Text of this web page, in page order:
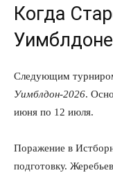
Когда
Следующим
Уимблдон-2026.
июня по 12 июля.
Поражение в
подготовку.